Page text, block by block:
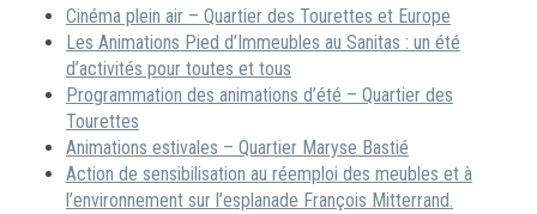
Cinéma plein air – Quartier des Tourettes et Europe
Les Animations Pied d’Immeubles au Sanitas : un été
d’activités pour toutes et tous
Programmation des animations d’été – Quartier des
Tourettes
Animations estivales – Quartier Maryse Bastié
Action de sensibilisation au réemploi des meubles et à
l’environnement sur l’esplanade François Mitterrand.